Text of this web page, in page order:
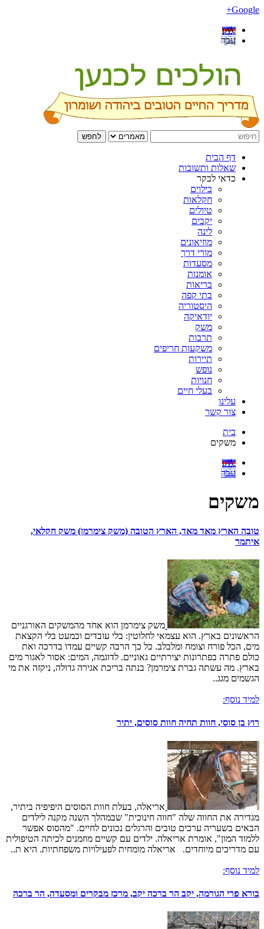
Google+
рус
עבר
לחפש
דף הבית
שאלות ותשובות
כדאי לבקר
בילוים
חקלאות
טיולים
יקבים
לינה
מוזיאונים
מורי דרך
מסעדות
אומנות
בריאות
בתי קפה
היסטוריה
יודאיקה
משק
תרבות
משקעות חריפים
תיירות
נופש
חנויות
בעלי חיים
עלינו
צור קשר
בית
משקים
рус
עבר
משקים
טובה הארץ מאד מאד, הארץ הטובה (משק צימרמן) משק חקלאי,
איתמר
משק צימרמן הוא אחד מהמשקים האורגניים
הראשונים בארץ. הוא עצמאי לחלוטין: בלי עובדים וכמעט בלי הקצאת
מים, הכל פורח וצומח ומלבלב. כל כך הרבה קשיים עמדו בדרכה ואת
כולם פתרה בפתרונות יצירתיים גאוניים. לדוגמה, המים: אסור לאגור מים
בארץ. מה עשתה גברת צימרמן? בנתה בריכת אגירה גדולה, ניקזה את מי
הגשמים מגג..
למיד נוסף:
רוץ בן סוסי, חוות תחיה חוות סוסים, יתיר
אריאלה, בעלת חוות הסוסים היפיפיה ביתיר,
מגדירה את החווה שלה "חווה חינוכית" שבמהלך השנה מקנה לילדים
הבאים בשעריה ערכים טובים והרגלים נכונים לחיים. "מהסוס אפשר
ללמוד המון", אומרת אריאלה. ילדים עם קשיים מוזמנים לכיתה הטיפולית
עם מדריכים מיוחדים. אריאלה מומחית לפעילויות משפחתיות. היא ת..
למיד נוסף:
בורא פרי הגורמה, יקב הר ברכה יקב, מרכז מבקרים ומסעדה, הר ברכה